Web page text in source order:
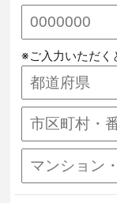
※ご入力いただく